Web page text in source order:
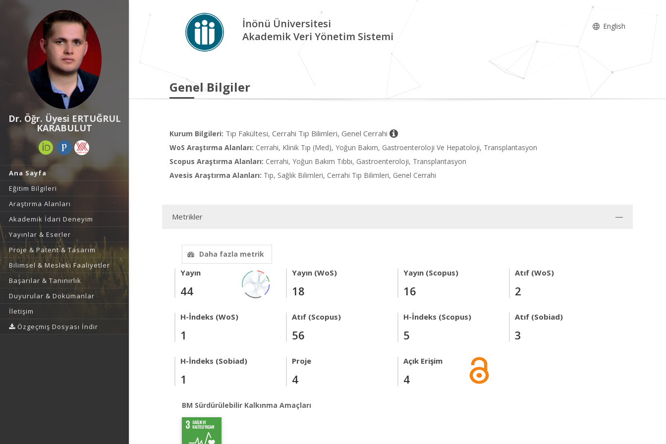
Dr. Öğr. Üyesi ERTUĞRUL
KARABULUT
Ana Sayfa
Eğitim Bilgileri
Araştırma Alanları
Akademik İdari Deneyim
Yayınlar & Eserler
Proje & Patent & Tasarım
Bilimsel & Mesleki Faaliyetler
Başarılar & Tanınırlık
Duyurular & Dokümanlar
İletişim
Özgeçmiş Dosyası İndir
İnönü Üniversitesi
Akademik Veri Yönetim Sistemi
English
Genel Bilgiler
Kurum Bilgileri: Tıp Fakültesi, Cerrahi Tıp Bilimleri, Genel Cerrahi
WoS Araştırma Alanları: Cerrahi, Klinik Tıp (Med), Yoğun Bakım, Gastroenteroloji Ve Hepatoloji, Transplantasyon
Scopus Araştırma Alanları: Cerrahi, Yoğun Bakım Tıbbı, Gastroenteroloji, Transplantasyon
Avesis Araştırma Alanları: Tıp, Sağlık Bilimleri, Cerrahi Tıp Bilimleri, Genel Cerrahi
Metrikler
Daha fazla metrik
Yayın
44
Yayın (WoS)
18
Yayın (Scopus)
16
Atıf (WoS)
2
H-İndeks (WoS)
1
Atıf (Scopus)
56
H-İndeks (Scopus)
5
Atıf (Sobiad)
3
H-İndeks (Sobiad)
1
Proje
4
Açık Erişim
4
BM Sürdürülebilir Kalkınma Amaçları